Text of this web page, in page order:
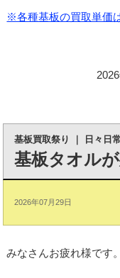
※各種基板の買取単価
基板買取祭り 日々日常
基板タオル
2026年07月29日
みなさんお疲れ様です。